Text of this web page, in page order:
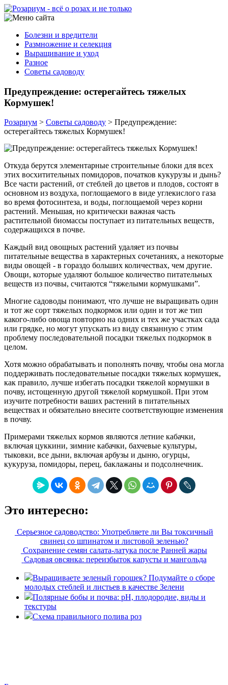
Болезни и вредители
Размножение и селекция
Выращивание и уход
Разное
Советы садоводу
Предупреждение: остерегайтесь тяжелых
Кормушек!
Розариум > Советы садоводу > Предупреждение:
остерегайтесь тяжелых Кормушек!
Откуда берутся элементарные строительные блоки для всех
этих восхитительных помидоров, початков кукурузы и дынь?
Все части растений, от стеблей до цветов и плодов, состоят в
основном из воздуха, поглощаемого в виде углекислого газа
во время фотосинтеза, и воды, поглощаемой через корни
растений. Меньшая, но критически важная часть
растительной биомассы поступает из питательных веществ,
содержащихся в почве.
Каждый вид овощных растений удаляет из почвы
питательные вещества в характерных сочетаниях, а некоторые
виды овощей - в гораздо больших количествах, чем другие.
Овощи, которые удаляют большое количество питательных
веществ из почвы, считаются “тяжелыми кормушками”.
Многие садоводы понимают, что лучше не выращивать один
и тот же сорт тяжелых подкормок или один и тот же тип
какого-либо овоща повторно на одних и тех же участках сада
или грядке, но могут упускать из виду связанную с этим
проблему последовательной посадки тяжелых подкормок в
целом.
Хотя можно обрабатывать и пополнять почву, чтобы она могла
поддерживать последовательные посадки тяжелых кормушек,
как правило, лучше избегать посадки тяжелой кормушки в
почву, истощенную другой тяжелой кормушкой. При этом
изучите потребности ваших растений в питательных
веществах и обязательно внесите соответствующие изменения
в почву.
Примерами тяжелых кормов являются летние кабачки,
включая цуккини, зимние кабачки, бахчевые культуры,
тыковки, все дыни, включая арбузы и дыню, огурцы,
кукуруза, помидоры, перец, баклажаны и подсолнечник.
Это интересно:
Серьезное садоводство: Употребляете ли Вы токсичный
свинец со шпинатом и листовой зеленью?
Сохранение семян салата-латука после Ранней жары
Садовая овсянка: переизбыток капусты и мангольда
Выращиваете зеленый горошек? Подумайте о сборе
молодых стеблей и листьев в качестве Зелени
Полярные бобы и почва: рН, плодородие, виды и
текстуры
Схема правильного полива роз